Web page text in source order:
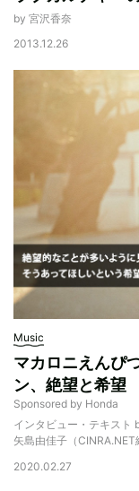
by 宮沢香奈
2013.12.26
Music
マカロニえんぴ
ン、絶望と希望
Sponsored by Honda
インタビュー・テキス
矢島由佳子（CINRA.NET
2020.02.27